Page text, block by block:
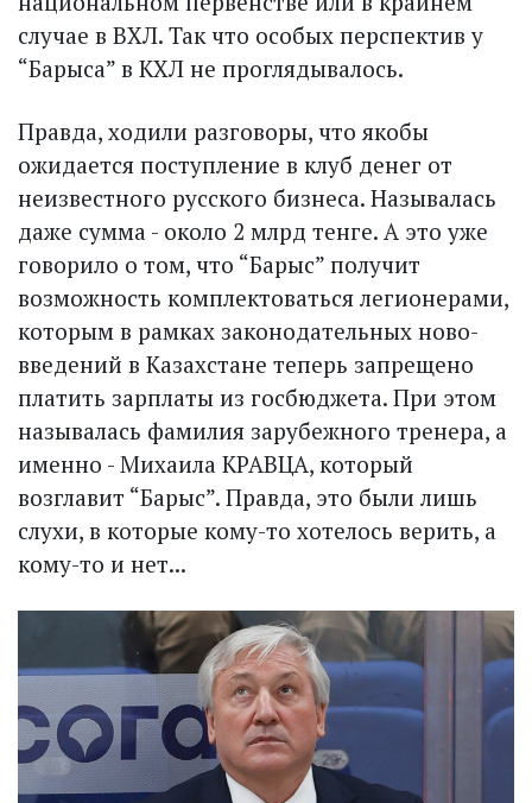
случае в ВХЛ. Так что особых перспектив у
“Барыса” в КХЛ не проглядывалось.
Правда, ходили разговоры, что якобы
ожидается поступление в клуб денег от
неизвестного русского бизнеса. Называлась
даже сумма - около 2 млрд тенге. А это уже
говорило о том, что “Барыс” получит
возможность комплектоваться легионерами,
которым в рамках законодательных ново­
введений в Казахстане теперь запрещено
платить зарплаты из госбюджета. При этом
называлась фамилия зарубежного тренера, а
именно - Михаила КРАВЦА, который
возглавит “Барыс”. Правда, это были лишь
слухи, в которые кому-то хотелось верить, а
кому-то и нет...